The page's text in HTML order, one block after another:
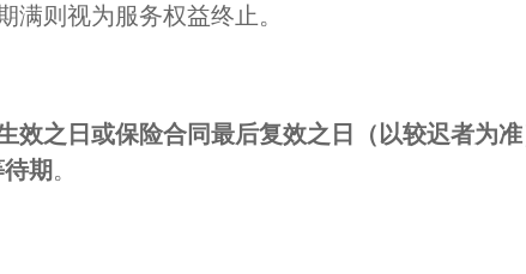
满则视为服务权益终止。
效之日或保险合同最后复效之日（以较迟者为
期 。